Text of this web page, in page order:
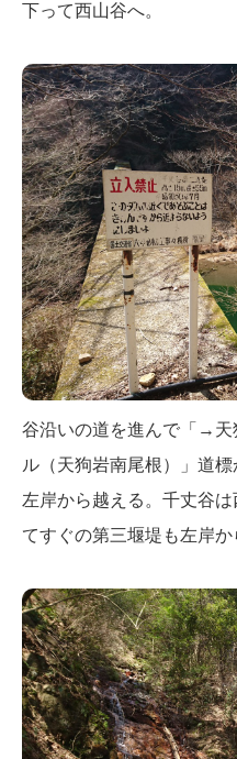
下って西山谷へ。
谷沿いの道を進んで「→天
ル（天狗岩南尾根）」道
左岸から越える。千丈谷
てすぐの第三堰堤も左岸か